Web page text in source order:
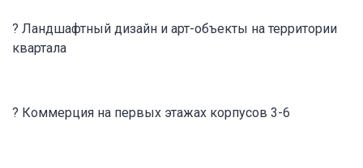
? Ландшафтный дизайн и арт-объекты на территории
квартала
? Коммерция на первых этажах корпусов 3-6